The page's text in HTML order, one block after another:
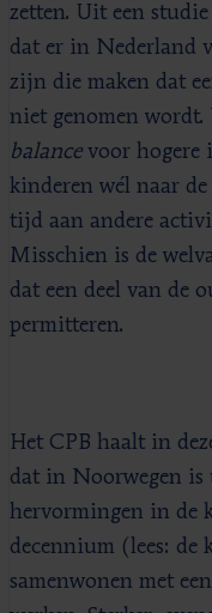
zetten. Uit een
dat er in Nederland
zijn die maken dat
niet genomen
balance voor hogere
kinderen wél naar
tijd aan andere
Misschien is de
dat een deel van de
permitteren.
Het CPB haalt in
dat in Noorwegen is
hervormingen in de
decennium (lees: de
samenwonen met